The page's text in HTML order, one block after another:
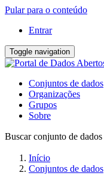
Pular para o conteúdo
Entrar
Toggle navigation
Conjuntos de dados
Organizações
Grupos
Sobre
Buscar conjunto de dados
Início
Conjuntos de dados